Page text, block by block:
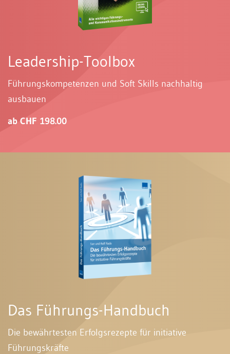
Leadership-Toolbox
Führungskompetenzen und Soft Skills nachhaltig
ausbauen
ab CHF 198.00
Das Führungs-Handbuch
Die bewährtesten Erfolgsrezepte für initiative
Führungskräfte